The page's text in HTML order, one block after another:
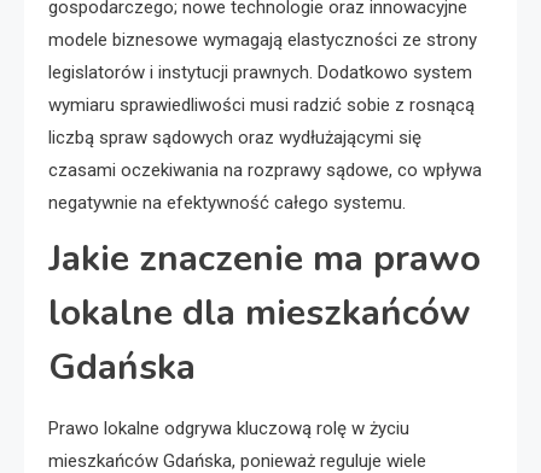
gospodarczego; nowe technologie oraz innowacyjne
modele biznesowe wymagają elastyczności ze strony
legislatorów i instytucji prawnych. Dodatkowo system
wymiaru sprawiedliwości musi radzić sobie z rosnącą
liczbą spraw sądowych oraz wydłużającymi się
czasami oczekiwania na rozprawy sądowe, co wpływa
negatywnie na efektywność całego systemu.
Jakie znaczenie ma prawo
lokalne dla mieszkańców
Gdańska
Prawo lokalne odgrywa kluczową rolę w życiu
mieszkańców Gdańska, ponieważ reguluje wiele